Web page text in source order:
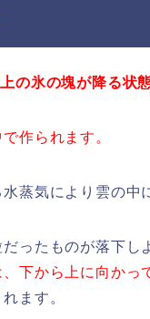
の氷の塊が降る状
作られます。
蒸気により雲の中
ったものが落下し
下から上に向かっ
ます。